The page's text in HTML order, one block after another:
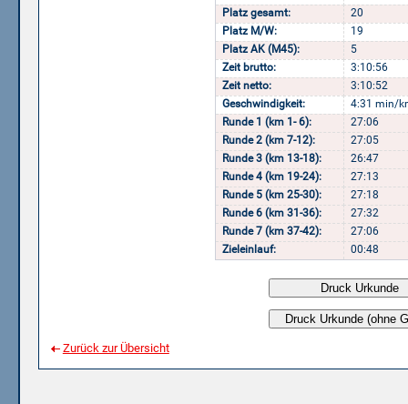
Platz gesamt:
20
Platz M/W:
19
Platz AK (M45):
5
Zeit brutto:
3:10:56
Zeit netto:
3:10:52
Geschwindigkeit:
4:31 min/
Runde 1 (km 1- 6):
27:06
Runde 2 (km 7-12):
27:05
Runde 3 (km 13-18):
26:47
Runde 4 (km 19-24):
27:13
Runde 5 (km 25-30):
27:18
Runde 6 (km 31-36):
27:32
Runde 7 (km 37-42):
27:06
Zieleinlauf:
00:48
Zurück zur Übersicht